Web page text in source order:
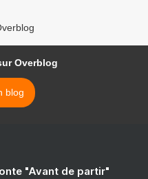
Overblog
blog
"Avant de partir"